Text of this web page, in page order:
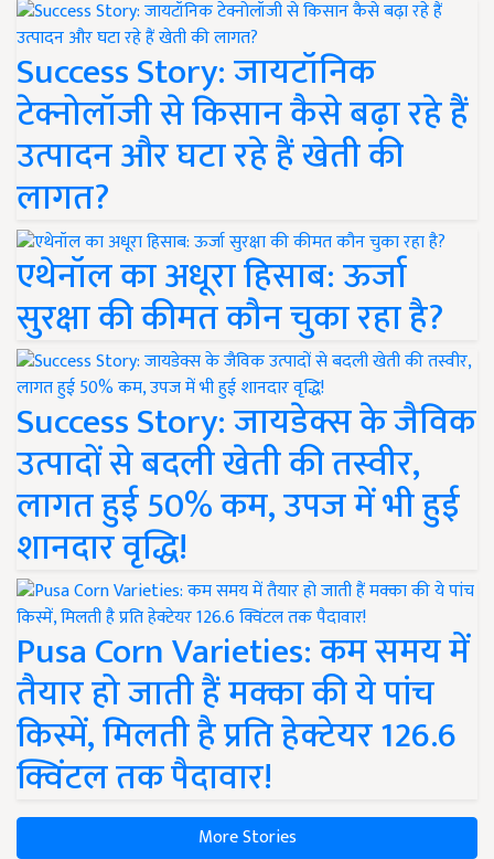
Success Story: जायटॉनिक
टेक्नोलॉजी से किसान कैसे बढ़ा रहे हैं
उत्पादन और घटा रहे हैं खेती की
लागत?
एथेनॉल का अधूरा हिसाब: ऊर्जा
सुरक्षा की कीमत कौन चुका रहा है?
Success Story: जायडेक्स के जैविक
उत्पादों से बदली खेती की तस्वीर,
लागत हुई 50% कम, उपज में भी हुई
शानदार वृद्धि!
Pusa Corn Varieties: कम समय में
तैयार हो जाती हैं मक्का की ये पांच
किस्में, मिलती है प्रति हेक्टेयर 126.6
क्विंटल तक पैदावार!
More Stories